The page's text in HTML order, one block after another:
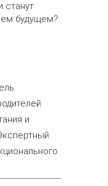
станут
будущем?
и